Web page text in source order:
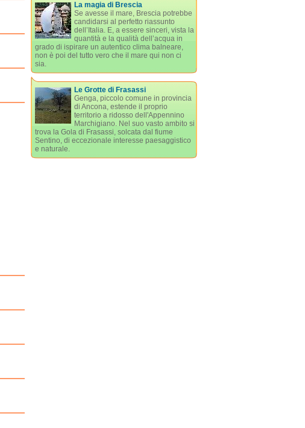
La magia di Brescia
Se avesse il mare, Brescia potrebbe
candidarsi al perfetto riassunto
dell’Italia. E, a essere sinceri, vista la
quantità e la qualità dell’acqua in
grado di ispirare un autentico clima balneare,
non è poi del tutto vero che il mare qui non ci
sia.
Le Grotte di Frasassi
Genga, piccolo comune in provincia
di Ancona, estende il proprio
territorio a ridosso dell'Appennino
Marchigiano. Nel suo vasto ambito si
trova la Gola di Frasassi, solcata dal fiume
Sentino, di eccezionale interesse paesaggistico
e naturale.